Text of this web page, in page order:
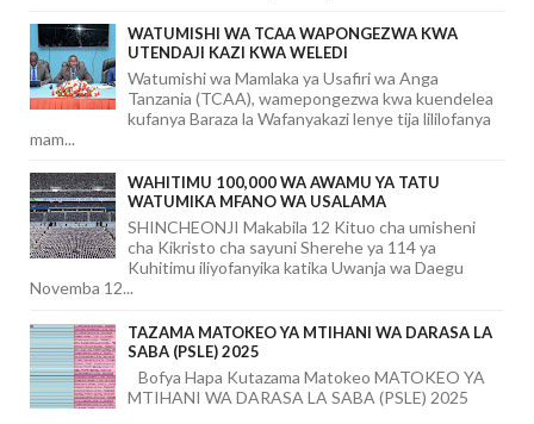
WATUMISHI WA TCAA WAPONGEZWA KWA
UTENDAJI KAZI KWA WELEDI
Watumishi wa Mamlaka ya Usafiri wa Anga
Tanzania (TCAA), wamepongezwa kwa kuendelea
kufanya Baraza la Wafanyakazi lenye tija lililofanya
mam...
WAHITIMU 100,000 WA AWAMU YA TATU
WATUMIKA MFANO WA USALAMA
SHINCHEONJI Makabila 12 Kituo cha umisheni
cha Kikristo cha sayuni Sherehe ya 114 ya
Kuhitimu iliyofanyika katika Uwanja wa Daegu
Novemba 12...
TAZAMA MATOKEO YA MTIHANI WA DARASA LA
SABA (PSLE) 2025
Bofya Hapa Kutazama Matokeo MATOKEO YA
MTIHANI WA DARASA LA SABA (PSLE) 2025